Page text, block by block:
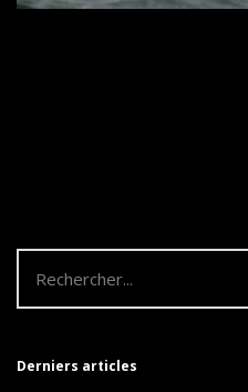
Derniers articles